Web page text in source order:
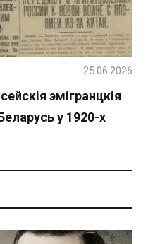
эмігранцкія
у 1920-х
25.06.2026